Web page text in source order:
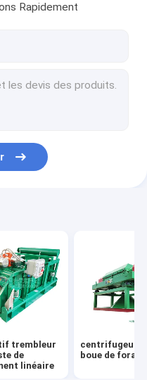
de mouvement linéaire
Rapidement
trembleur
de
linéaire
centrifugeuse
boue de forage